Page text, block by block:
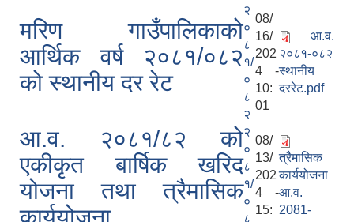
मरिण गाउँपालिकाको
आर्थिक वर्ष २०८१/०८२
को स्थानीय दर रेट
२
०
८
१/
०
८
२
08/
16/
202
4 -
10:
01
आ.व.
२०८१-०८२
स्थानीय
दररेट.pdf
आ.व. २०८१/८२ को
एकीकृत बार्षिक खरिद
योजना तथा त्रैमासिक
२
०
८
१/
०
८
08/
13/
202
4 -
15:
त्रैमासिक
कार्ययोजना
आ.व.
2081-